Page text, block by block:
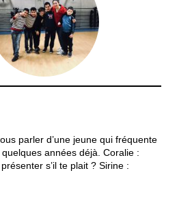
parler d’une jeune qui fréquente
quelques années déjà. Coralie :
s’il te plait ? Sirine :
tu Inser’action ? Sirine : J’ai